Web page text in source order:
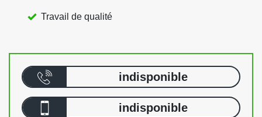
Travail de qualité
indisponible
indisponible